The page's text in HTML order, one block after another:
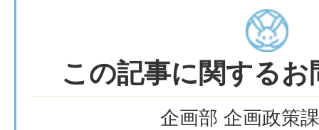
この記事に関する
企画部 企画政策課